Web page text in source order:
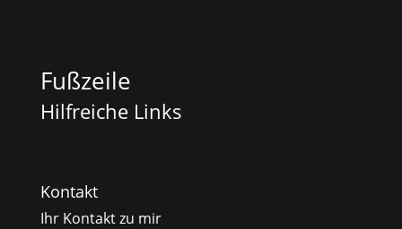
Fußzeile
Hilfreiche Links
Kontakt
Ihr Kontakt zu mir